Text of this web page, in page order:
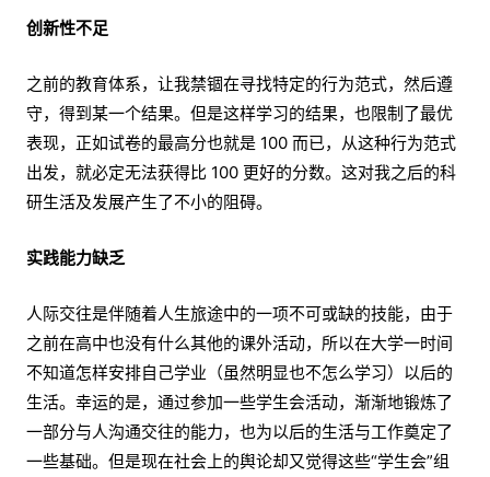
创新性不足
之前的教育体系，让我禁锢在寻找特定的行为范式，然后遵
守，得到某一个结果。但是这样学习的结果，也限制了最优
表现，正如试卷的最高分也就是 100 而已，从这种行为范式
出发，就必定无法获得比 100 更好的分数。这对我之后的科
研生活及发展产生了不小的阻碍。
实践能力缺乏
人际交往是伴随着人生旅途中的一项不可或缺的技能，由于
之前在高中也没有什么其他的课外活动，所以在大学一时间
不知道怎样安排自己学业（虽然明显也不怎么学习）以后的
生活。幸运的是，通过参加一些学生会活动，渐渐地锻炼了
一部分与人沟通交往的能力，也为以后的生活与工作奠定了
一些基础。但是现在社会上的舆论却又觉得这些“学生会”组